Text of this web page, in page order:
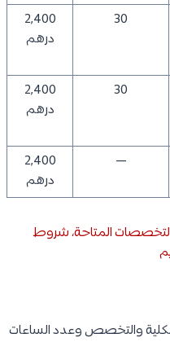
30
2,400
درهم
30
2,400
درهم
—
2,400
درهم
التخصصات المتاحة، شروط
الكلية والتخصص وعدد الساعات